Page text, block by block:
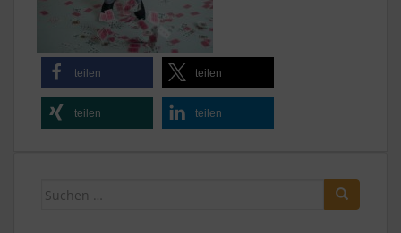
teilen teilen
teilen teilen
Suchen